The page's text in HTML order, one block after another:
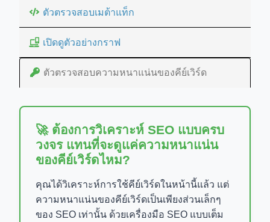
ตัวตรวจสอบเมต้าแท็ก
เปิดดูตัวอย่างกราฟ
ตัวตรวจสอบความหนาแน่นของคีย์เวิร์ด
🚀 ต้องการวิเคราะห์ SEO แบบครบ
วงจร แทนที่จะดูแค่ความหนาแน่น
ของคีย์เวิร์ดไหม?
คุณได้วิเคราะห์การใช้คีย์เวิร์ดในหน้านี้แล้ว แต่
ความหนาแน่นของคีย์เวิร์ดเป็นเพียงส่วนเล็กๆ
ของ SEO เท่านั้น ด้วยเครื่องมือ SEO แบบเต็ม